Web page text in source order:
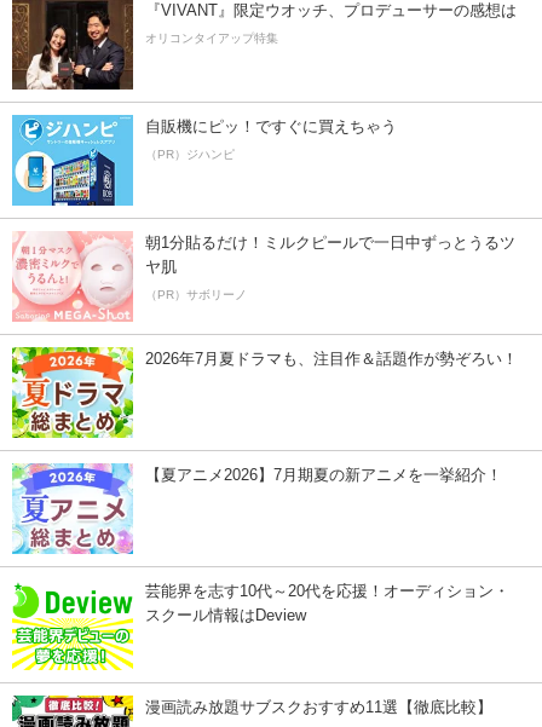
『VIVANT』限定ウオッチ、プロデューサーの感想は
オリコンタイアップ特集
自販機にピッ！ですぐに買えちゃう
（PR）ジハンピ
朝1分貼るだけ！ミルクピールで一日中ずっとうるツ
ヤ肌
（PR）サボリーノ
2026年7月夏ドラマも、注目作＆話題作が勢ぞろい！
【夏アニメ2026】7月期夏の新アニメを一挙紹介！
芸能界を志す10代～20代を応援！オーディション・
スクール情報はDeview
漫画読み放題サブスクおすすめ11選【徹底比較】